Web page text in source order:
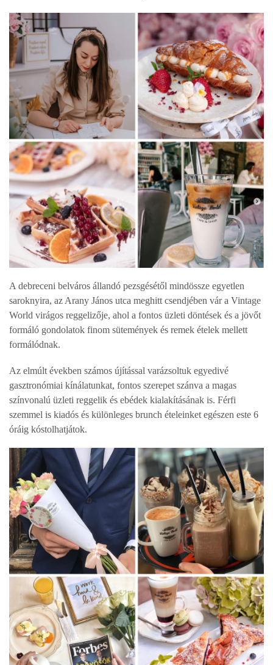
A debreceni belváros állandó pezsgésétől mindössze egyetlen
saroknyira, az Arany János utca meghitt csendjében vár a Vintage
World virágos reggelizője, ahol a fontos üzleti döntések és a jövőt
formáló gondolatok finom sütemények és remek ételek mellett
formálódnak.
Az elmúlt években számos újítással varázsoltuk egyedivé
gasztronómiai kínálatunkat, fontos szerepet szánva a magas
színvonalú üzleti reggelik és ebédek kialakításának is. Férfi
szemmel is kiadós és különleges brunch ételeinket egészen este 6
óráig kóstolhatjátok.